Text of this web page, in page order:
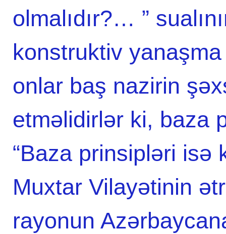
olmalıdır?… ”
konstruktiv
onlar baş nazirin
etməlidirlər ki, baza
“Baza prinsipləri isə
Muxtar Vilayətinin
rayonun